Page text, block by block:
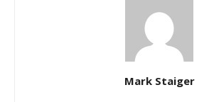
Mark Staiger